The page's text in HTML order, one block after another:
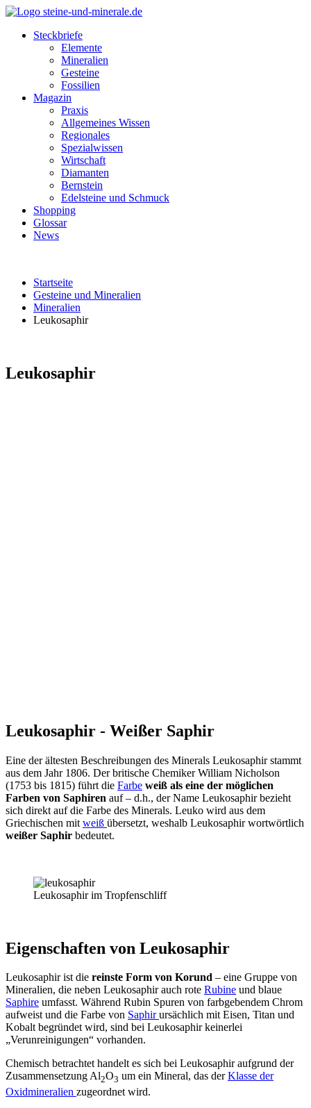
Steckbriefe
Elemente
Mineralien
Gesteine
Fossilien
Magazin
Praxis
Allgemeines Wissen
Regionales
Spezialwissen
Wirtschaft
Diamanten
Bernstein
Edelsteine und Schmuck
Shopping
Glossar
News
Startseite
Gesteine und Mineralien
Mineralien
Leukosaphir
Leukosaphir
Leukosaphir - Weißer Saphir
Eine der ältesten Beschreibungen des Minerals Leukosaphir stammt
aus dem Jahr 1806. Der britische Chemiker William Nicholson
(1753 bis 1815) führt die Farbe weiß als eine der möglichen
Farben von Saphiren auf – d.h., der Name Leukosaphir bezieht
sich direkt auf die Farbe des Minerals. Leuko wird aus dem
Griechischen mit weiß übersetzt, weshalb Leukosaphir wortwörtlich
weißer Saphir bedeutet.
Leukosaphir im Tropfenschliff
Eigenschaften von Leukosaphir
Leukosaphir ist die reinste Form von Korund – eine Gruppe von
Mineralien, die neben Leukosaphir auch rote Rubine und blaue
Saphire umfasst. Während Rubin Spuren von farbgebendem Chrom
aufweist und die Farbe von Saphirursächlich mit Eisen, Titan und
Kobalt begründet wird, sind bei Leukosaphir keinerlei
„Verunreinigungen“ vorhanden.
Chemisch betrachtet handelt es sich bei Leukosaphir aufgrund der
Zusammensetzung Al2O3 um ein Mineral, das derKlasse der
Oxidmineralien zugeordnet wird.